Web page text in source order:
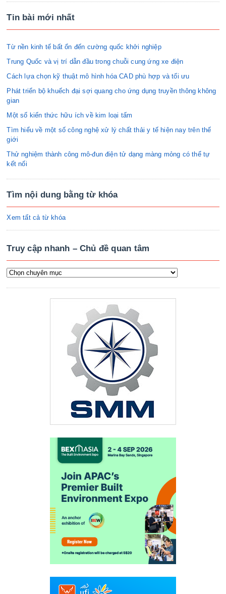
Tin bài mới nhất
Từ nền kinh tế bất ổn đến cường quốc khởi nghiệp
Trung Quốc và vị trí dẫn đầu trong chuỗi cung ứng xe điện
Cách lựa chọn kỹ thuật mô hình hóa CAD phù hợp và tối ưu
Phát triển bộ khuếch đại sợi quang cho ứng dụng truyền thông không
gian
Một số kiến thức hữu ích về kim loại tấm
Tìm hiểu về một số công nghệ xử lý chất thải y tế hiện nay trên thế
giới
Thử nghiệm thành công mô-đun điện tử dạng màng mỏng có thể tự
kết nối
Tìm nội dung bằng từ khóa
Xem tất cả từ khóa
Truy cập nhanh – Chủ đề quan tâm